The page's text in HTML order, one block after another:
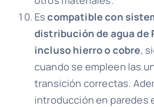
Escompatible con
distribución de agua de
incluso hierro o cobre,
cuando se empleen las
transición correctas.
introducción en paredes